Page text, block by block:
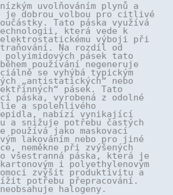
uvolňováním plynů a
je dobrou volbou pro citlivé
Tato páska využívá
která vede k
elektrostatickému výboji při
Na rozdíl od
polyimidových pásek tato
používání negeneruje
se vyhýbá typickým
„antistatických“ nebo
pásek. Tato
páska, vyrobená z odolné
a spolehlivého
nabízí vynikající
a snižuje potřebu častých
používá jako maskovací
lakováním nebo pro jiné
neměkne při zvýšených
všestranná páska, která je
i polyethylenovým
zvýšit produktivitu a
potřebu přepracování.
halogeny.